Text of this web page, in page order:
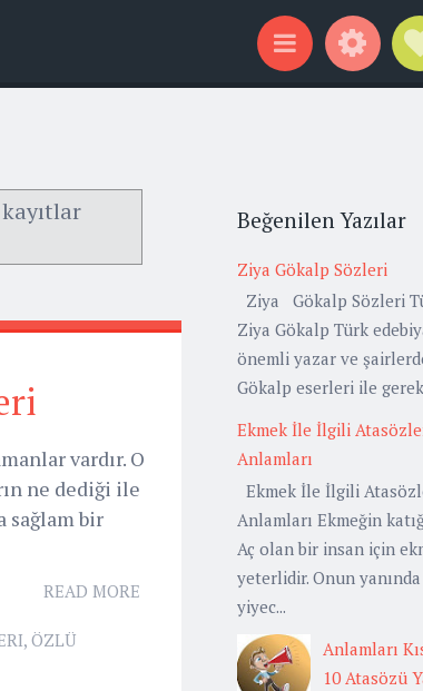
Menu
vardır. O
ne dediği ile
sağlam bir
READ MORE
, ÖZLÜ
Beğenilen Yazılar
Ziya Gökalp Sözleri
Ziya Gökalp Sözleri
Ziya Gökalp Türk
önemli yazar ve
Gökalp eserleri ile
Ekmek İle İlgili
Anlamları
Ekmek İle İlgili
Anlamları Ekmeğin
Aç olan bir insan için
yeterlidir. Onun
yiyec...
Anlamları
10 Atasözü